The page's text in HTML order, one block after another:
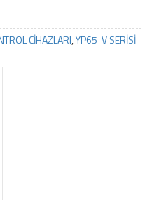
CİHAZLARI,YP65-V SERİSİ